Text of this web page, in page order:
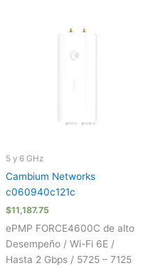
5 y 6 GHz
Cambium Networks
c060940c121c
$11,187.75
ePMP FORCE4600C de alto
Desempeño / Wi-Fi 6E /
Hasta 2 Gbps / 5725 – 7125